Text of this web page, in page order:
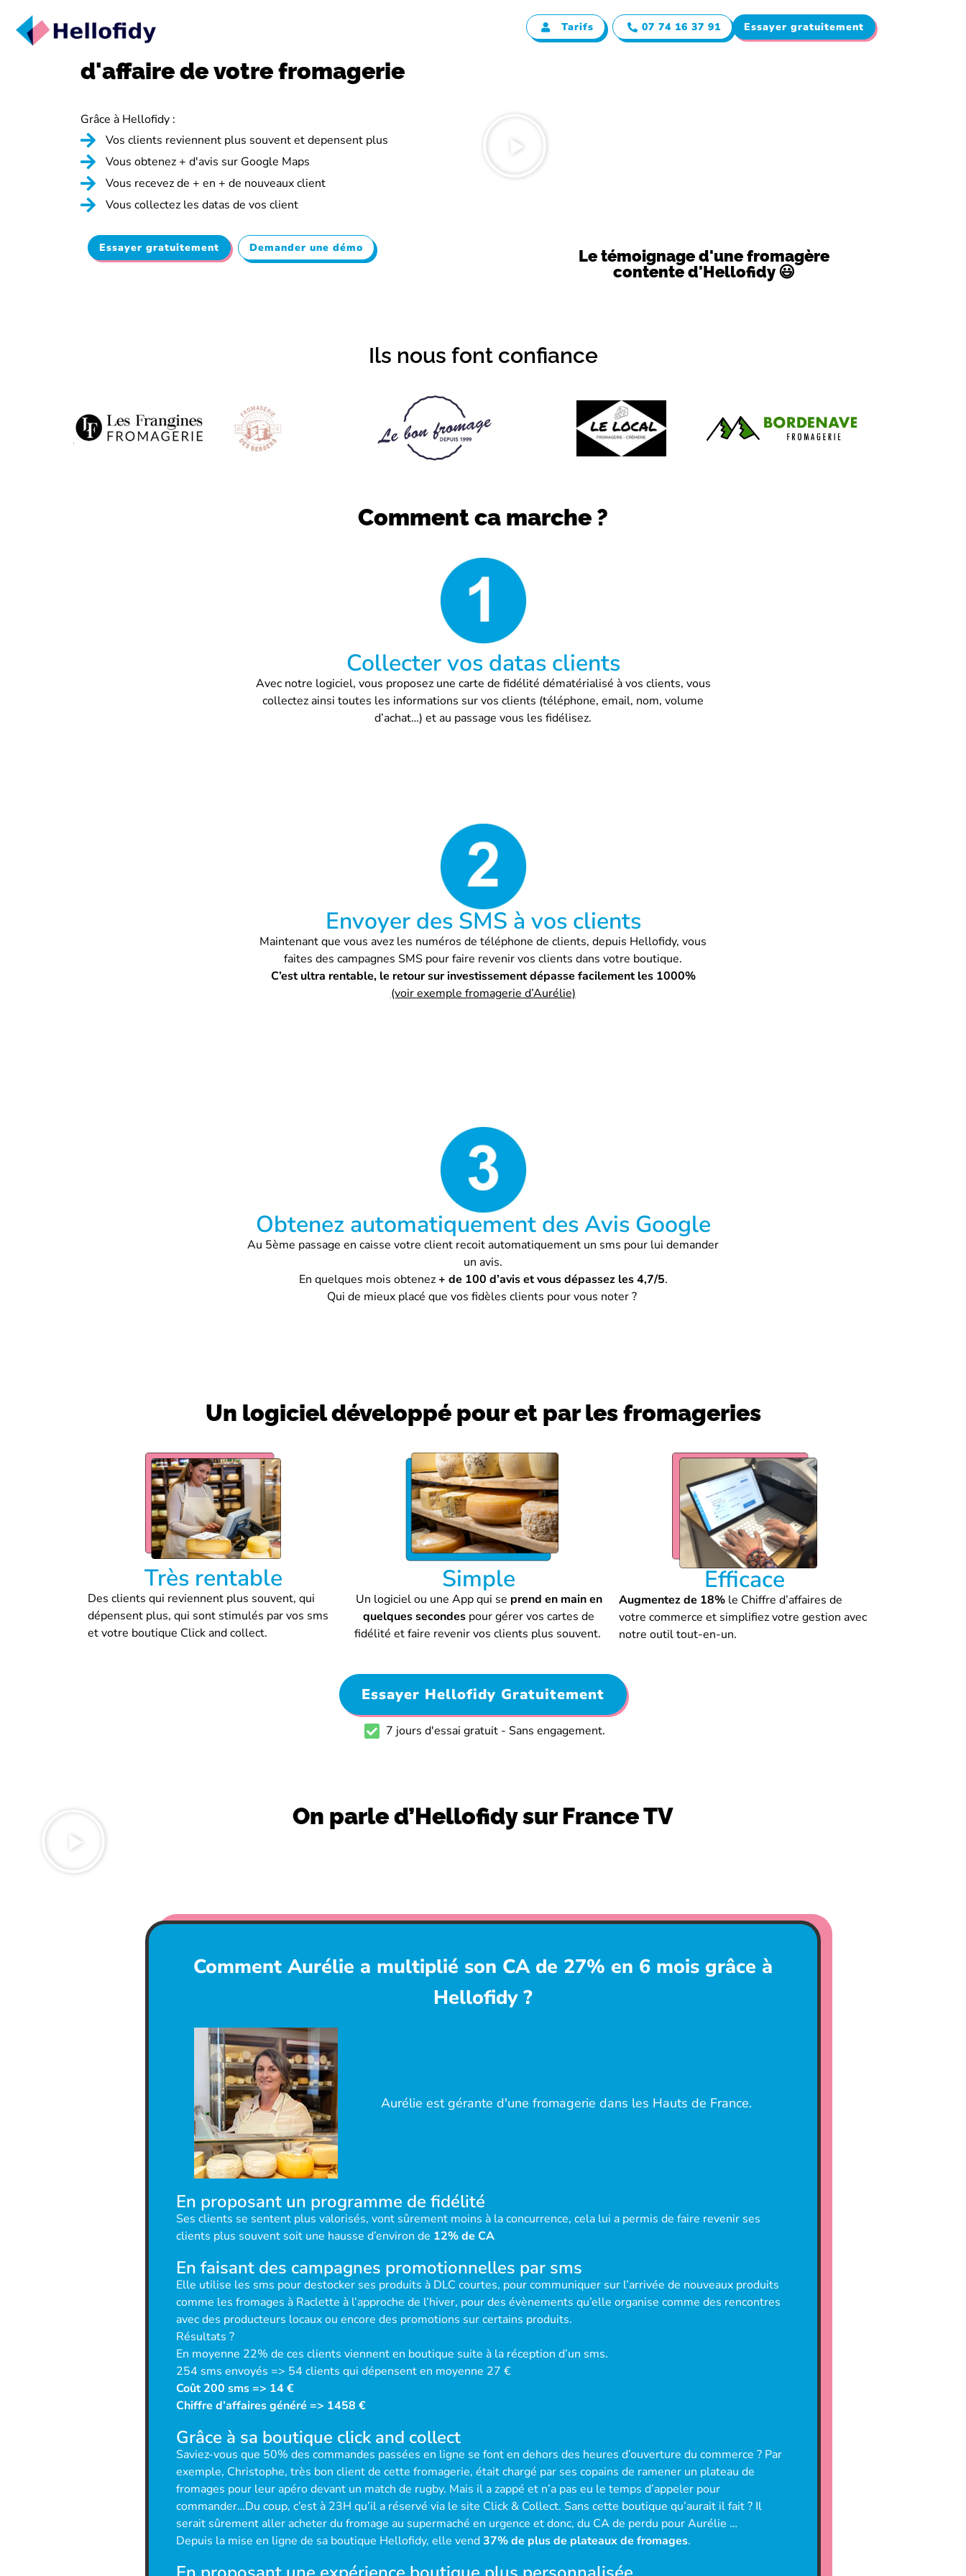
Tarifs 07 74 16 37 91 Essayer gratuitement
Augmentez de +22% le chiffre
d'affaire devotre fromagerie
Grâce à Hellofidy :
Vos clients reviennent plus souvent et depensent plus
Vous obtenez + d'avis sur Google Maps
Vous recevez de + en + de nouveaux client
Vous collectez les datas de vos client
Essayer gratuitement Demander une démo
Le témoignage d'une fromagère
contente d'Hellofidy 😃
Ils nous font confiance
Comment ca marche ?
Collecter vos datas clients
Avec notre logiciel, vous proposez une carte de fidélité dématérialisé à vos clients, vous
collectez ainsi toutes les informations sur vos clients (téléphone, email, nom, volume
d’achat…) et au passage vous les fidélisez.
Envoyer des SMS à vos clients
Maintenant que vous avez les numéros de téléphone de clients, depuis Hellofidy, vous
faites des campagnes SMS pour faire revenir vos clients dans votre boutique.
C’est ultra rentable, le retour sur investissement dépasse facilement les 1000%
(voir exemple fromagerie d’Aurélie)
Obtenez automatiquement des Avis Google
Au 5ème passage en caisse votre client recoit automatiquement un sms pour lui demander
un avis.
En quelques mois obtenez+ de 100 d’avis et vous dépassez les 4,7/5.
Qui de mieux placé que vos fidèles clients pour vous noter ?
Un logiciel développé pour et par les fromageries
Très rentable
Des clients qui reviennent plus souvent, qui
dépensent plus, qui sont stimulés par vos sms
et votre boutique Click and collect.
Simple
Un logiciel ou une App qui se prend en main en
quelques secondes pour gérer vos cartes de
fidélité et faire revenir vos clients plus souvent.
Efficace
Augmentez de 18% le Chiffre d’affaires de
votre commerce et simplifiez votre gestion avec
notre outil tout-en-un.
Essayer Hellofidy Gratuitement
7 jours d'essai gratuit - Sans engagement.
On parle d’Hellofidy sur France TV
Comment Aurélie a multiplié son CA de 27% en 6 mois grâce à
Hellofidy ?
Aurélie est gérante d'une fromagerie dans les Hauts de France.
En proposant un programme de fidélité
Ses clients se sentent plus valorisés, vont sûrement moins à la concurrence, cela lui a permis de faire revenir ses
clients plus souvent soit une hausse d’environ de 12% de CA
En faisant des campagnes promotionnelles par sms
Elle utilise les sms pour destocker ses produits à DLC courtes, pour communiquer sur l’arrivée de nouveaux produits
comme les fromages à Raclette à l’approche de l’hiver, pour des évènements qu’elle organise comme des rencontres
avec des producteurs locaux ou encore des promotions sur certains produits.
Résultats ?
En moyenne 22% de ces clients viennent en boutique suite à la réception d’un sms.
254 sms envoyés => 54 clients qui dépensent en moyenne 27 €
Coût 200 sms => 14 €
Chiffre d’affaires généré => 1458 €
Grâce à sa boutique click and collect
Saviez-vous que 50% des commandes passées en ligne se font en dehors des heures d’ouverture du commerce ? Par
exemple, Christophe, très bon client de cette fromagerie, était chargé par ses copains de ramener un plateau de
fromages pour leur apéro devant un match de rugby. Mais il a zappé et n’a pas eu le temps d’appeler pour
commander…Du coup, c’est à 23H qu’il a réservé via le site Click & Collect. Sans cette boutique qu’aurait il fait ? Il
serait sûrement aller acheter du fromage au supermaché en urgence et donc, du CA de perdu pour Aurélie …
Depuis la mise en ligne de sa boutique Hellofidy, elle vend37% de plus de plateaux de fromages.